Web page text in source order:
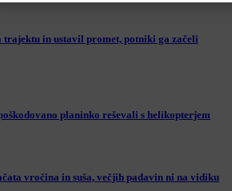
trajektu in ustavil promet, potniki ga začeli
planinko reševali s helikopterjem
vročina in suša, večjih padavin ni na vidiku